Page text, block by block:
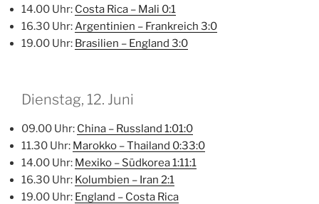
14.00 Uhr: Costa Rica – Mali 0:1
16.30 Uhr:Argentinien – Frankreich 3:0
19.00 Uhr: Brasilien – England 3:0
Dienstag, 12. Juni
09.00 Uhr: China – Russland 1:01:0
11.30 Uhr: Marokko – Thailand 0:33:0
14.00 Uhr: Mexiko – Südkorea 1:11:1
16.30 Uhr: Kolumbien – Iran 2:1
19.00 Uhr: England – Costa Rica